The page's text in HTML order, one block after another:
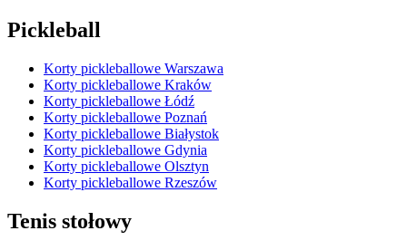
Pickleball
Korty pickleballowe Warszawa
Korty pickleballowe Kraków
Korty pickleballowe Łódź
Korty pickleballowe Poznań
Korty pickleballowe Białystok
Korty pickleballowe Gdynia
Korty pickleballowe Olsztyn
Korty pickleballowe Rzeszów
Tenis stołowy